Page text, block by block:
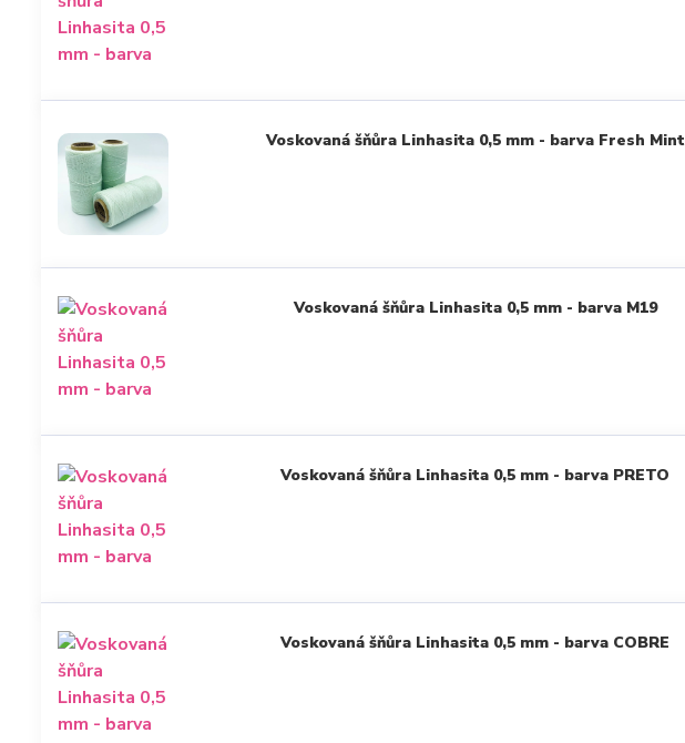
Voskovaná šňůra Linhasita 0,5 mm - barva Fresh Mint
Voskovaná šňůra Linhasita 0,5 mm - barva M19
Voskovaná šňůra Linhasita 0,5 mm - barva PRETO
Voskovaná šňůra Linhasita 0,5 mm - barva COBRE